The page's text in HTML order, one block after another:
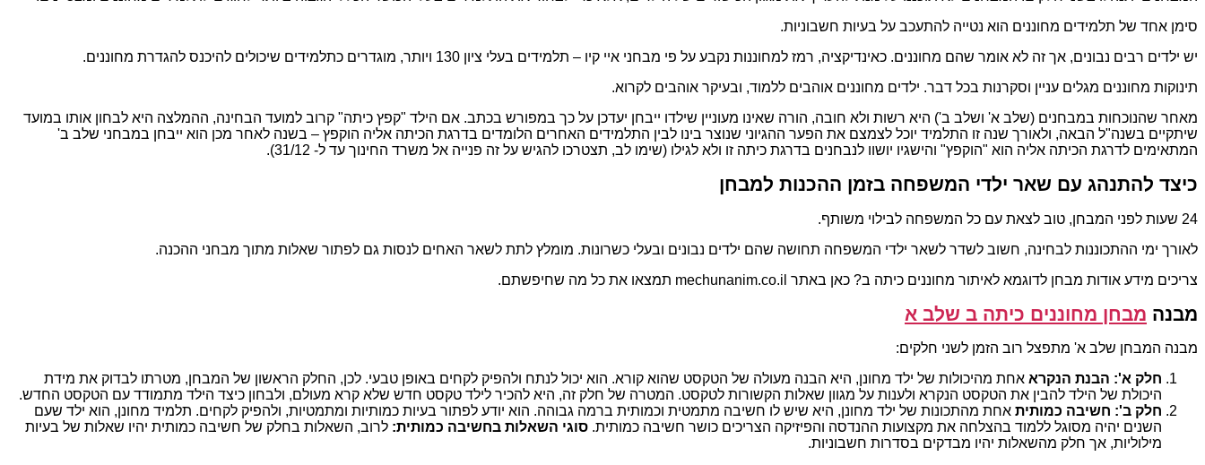
סימן אחד של תלמידים מחוננים הוא נטייה להתעכב על בעיות חשבוניות.
יש ילדים רבים נבונים, אך זה לא אומר שהם מחוננים. כאינדיקציה, רמז למחוננות נקבע על פי מבחני איי קיו – תלמידים בעלי ציון 130 ויותר, מוגדרים כתלמידים שיכולים להיכנס להגדרת מחוננים.
תינוקות מחוננים מגלים עניין וסקרנות בכל דבר. ילדים מחוננים אוהבים ללמוד, ובעיקר אוהבים לקרוא.
מאחר שהנוכחות במבחנים (שלב א' ושלב ב') היא רשות ולא חובה, הורה שאינו מעוניין שילדו ייבחן יעדכן על כך במפורש בכתב. אם הילד "קפץ כיתה" קרוב למועד הבחינה, ההמלצה היא לבחון אותו במועד
שיתקיים בשנה"ל הבאה, ולאורך שנה זו התלמיד יוכל לצמצם את הפער ההגיוני שנוצר בינו לבין התלמידים האחרים הלומדים בדרגת הכיתה אליה הוקפץ – בשנה לאחר מכן הוא ייבחן במבחני שלב ב'
המתאימים לדרגת הכיתה אליה הוא "הוקפץ" והישגיו יושוו לנבחנים בדרגת כיתה זו ולא לגילו (שימו לב, תצטרכו להגיש על זה פנייה אל משרד החינוך עד ל- 31/12).
כיצד להתנהג עם שאר ילדי המשפחה בזמן ההכנות למבחן
24 שעות לפני המבחן, טוב לצאת עם כל המשפחה לבילוי משותף.
לאורך ימי ההתכוננות לבחינה, חשוב לשדר לשאר ילדי המשפחה תחושה שהם ילדים נבונים ובעלי כשרונות. מומלץ לתת לשאר האחים לנסות גם לפתור שאלות מתוך מבחני ההכנה.
צריכים מידע אודות מבחן לדוגמא לאיתור מחוננים כיתה ב? כאן באתר mechunanim.co.il תמצאו את כל מה שחיפשתם.
מבנה מבחן מחוננים כיתה ב שלב א
מבנה המבחן שלב א' מתפצל רוב הזמן לשני חלקים:
חלק א': הבנת הנקרא אחת מהיכולות של ילד מחונן, היא הבנה מעולה של הטקסט שהוא קורא. הוא יכול לנתח ולהפיק לקחים באופן טבעי. לכן, החלק הראשון של המבחן, מטרתו לבדוק את מידת
היכולת של הילד להבין את הטקסט הנקרא ולענות על מגוון שאלות הקשורות לטקסט. המטרה של חלק זה, היא להכיר לילד טקסט חדש שלא קרא מעולם, ולבחון כיצד הילד מתמודד עם הטקסט החדש.
חלק ב': חשיבה כמותית אחת מהתכונות של ילד מחונן, היא שיש לו חשיבה מתמטית וכמותית ברמה גבוהה. הוא יודע לפתור בעיות כמותיות ומתמטיות, ולהפיק לקחים. תלמיד מחונן, הוא ילד שעם
השנים יהיה מסוגל ללמוד בהצלחה את מקצועות ההנדסה והפיזיקה הצריכים כושר חשיבה כמותית. סוגי השאלות בחשיבה כמותית: לרוב, השאלות בחלק של חשיבה כמותית יהיו שאלות של בעיות
מילוליות, אך חלק מהשאלות יהיו מבדקים בסדרות חשבוניות.